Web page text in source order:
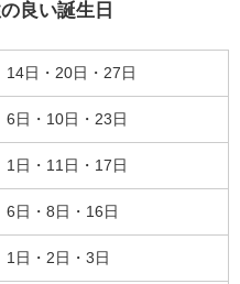
良い誕生日
14日・20日・27日
6日・10日・23日
1日・11日・17日
6日・8日・16日
1日・2日・3日